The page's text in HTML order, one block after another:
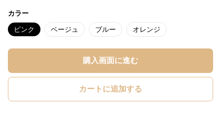
カラー
ピンク ベージュ ブルー オレンジ
購入画面に進む
カートに追加する